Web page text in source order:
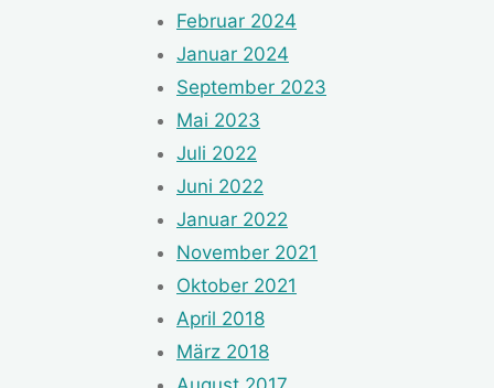
Februar 2024
Januar 2024
September 2023
Mai 2023
Juli 2022
Juni 2022
Januar 2022
November 2021
Oktober 2021
April 2018
März 2018